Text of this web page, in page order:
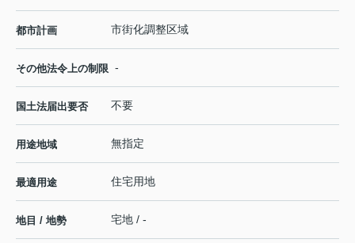
都市計画 市街化調整区域
その他法令上の制限 -
国土法届出要否 不要
用途地域 無指定
最適用途 住宅用地
地目 / 地勢 宅地 / -